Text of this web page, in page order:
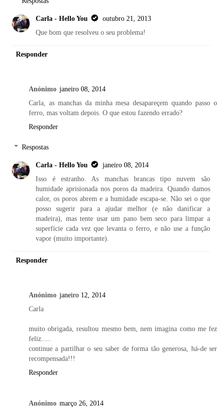
Carla - Hello You
outubro 21, 2013
Que bom que resolveu o seu problema!
Responder
Anónimo janeiro 08, 2014
Carla, as manchas da minha mesa desapareçem quando passo o
ferro, mas voltam depois. O que estou fazendo errado?
Responder
Respostas
Carla - Hello You
janeiro 08, 2014
Isso é estranho. As manchas brancas tipo nuvem são
humidade aprisionada nos poros da madeira. Quando damos
calor, os poros abrem e a humidade escapa-se. Não sei o que
posso sugerir para a ajudar melhor (e não danificar a
madeira), mas tente usar um pano bem seco para limpar a
superfície cada vez que levanta o ferro, e não use a função
vapor (muito importante).
Responder
Anónimo janeiro 12, 2014
Carla
muito obrigada, resultou mesmo bem, nem imagina como me fez
feliz.....
continue a partilhar o seu saber de forma tão generosa, há-de ser
recompensada!!!
Responder
Anónimo março 26, 2014